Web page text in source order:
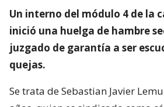
Un interno del módulo 4 de la
inició una huelga de hambre
juzgado de garantía a ser
quejas.
Se trata de Sebastian Javier